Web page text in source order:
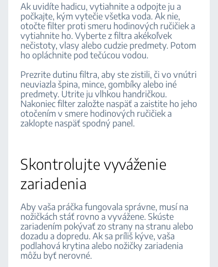
Ak uvidíte hadicu, vytiahnite a odpojte ju a
počkajte, kým vytečie všetka voda. Ak nie,
otočte filter proti smeru hodinových ručičiek a
vytiahnite ho. Vyberte z filtra akékoľvek
nečistoty, vlasy alebo cudzie predmety. Potom
ho opláchnite pod tečúcou vodou.
Prezrite dutinu filtra, aby ste zistili, či vo vnútri
neuviazla špina, mince, gombíky alebo iné
predmety. Utrite ju vlhkou handričkou.
Nakoniec filter založte naspäť a zaistite ho jeho
otočením v smere hodinových ručičiek a
zaklopte naspäť spodný panel.
Skontrolujte vyváženie
zariadenia
Aby vaša práčka fungovala správne, musí na
nožičkách stáť rovno a vyvážene. Skúste
zariadením pokývať zo strany na stranu alebo
dozadu a dopredu. Ak sa príliš kýve, vaša
podlahová krytina alebo nožičky zariadenia
môžu byť nerovné.